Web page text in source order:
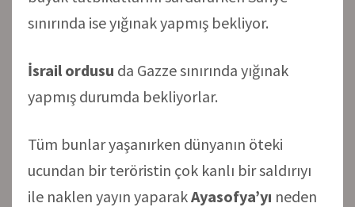
sınırında ise yığınak yapmış bekliyor.
İsrail ordusu da Gazze sınırında yığınak
yapmış durumda bekliyorlar.
Tüm bunlar yaşanırken dünyanın öteki
ucundan bir teröristin çok kanlı bir saldırıyı
ile naklen yayın yaparakAyasofya’yı neden